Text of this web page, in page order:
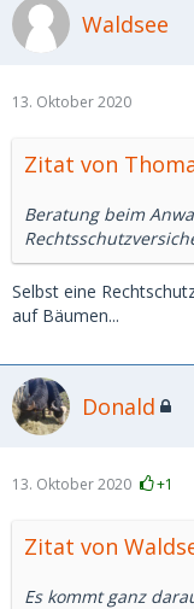
Waldsee
13. Oktober 2020
Zitat von
Beratung beim
Selbst eine
auf Bäumen...
Donald
13. Oktober 2020 +1
Zitat von
Es kommt ganz